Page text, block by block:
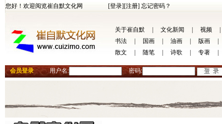
您好！欢迎阅览崔自默文化网 [登录][注册] 忘记密码？
关于崔自默 文化新闻 视频
书法
国画 油画 版画
散文
随笔 诗歌 专著
会员登录 用户名: 密码: